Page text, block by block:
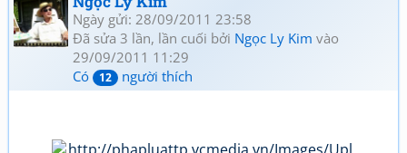
Ngày gửi: 28/09/2011 23:58
Đã sửa 3 lần, lần cuối bởi Ngọc Ly Kim vào
29/09/2011 11:29
Có
12 người thích